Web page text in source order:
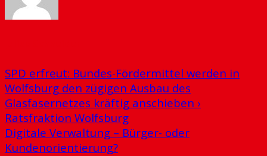
SPD erfreut: Bundes-Fördermittel werden in
Wolfsburg den zügigen Ausbau des
Glasfasernetzes kräftig anschieben ›
Ratsfraktion Wolfsburg
Digitale Verwaltung – Bürger- oder
Kundenorientierung?